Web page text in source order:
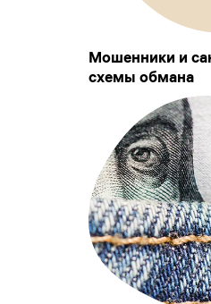
Мошенники и
схемы обмана